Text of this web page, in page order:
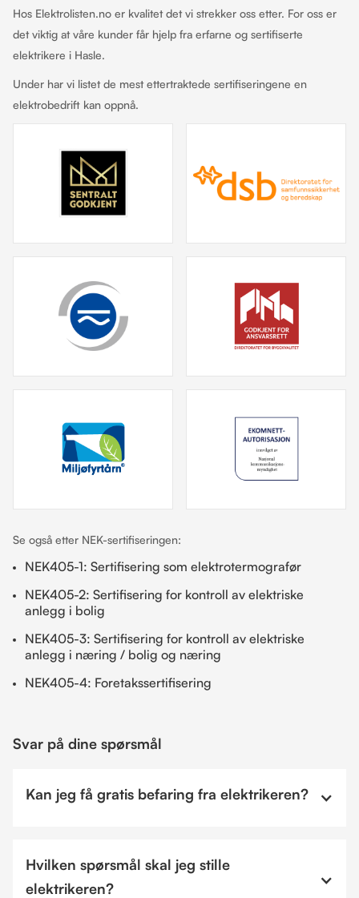
Hos Elektrolisten.no er kvalitet det vi strekker oss etter. For oss er
det viktig at våre kunder får hjelp fra erfarne og sertifiserte
elektrikere i Hasle.
Under har vi listet de mest ettertraktede sertifiseringene en
elektrobedrift kan oppnå.
Se også etter NEK-sertifiseringen:
NEK405-1: Sertifisering som elektrotermografør
NEK405-2: Sertifisering for kontroll av elektriske
anlegg i bolig
NEK405-3: Sertifisering for kontroll av elektriske
anlegg i næring / bolig og næring
NEK405-4: Foretakssertifisering
Svar på dine spørsmål
Kan jeg få gratis befaring fra elektrikeren?
Hvilken spørsmål skal jeg stille
elektrikeren?